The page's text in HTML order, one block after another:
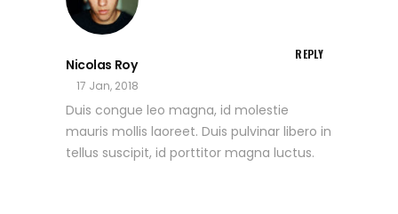
REPLY
Nicolas Roy
17 Jan, 2018
Duis congue leo magna, id molestie
mauris mollis laoreet. Duis pulvinar libero in
tellus suscipit, id porttitor magna luctus.